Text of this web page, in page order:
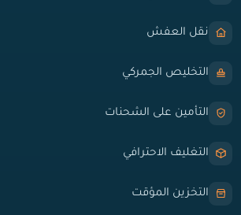
نقل العفش
التخليص الجمركي
التأمين على الشحنات
التغليف الاحترافي
التخزين المؤقت